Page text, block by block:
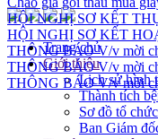
Trang chủ
Giới thiệu
Lịch sử hình
Thành tích
Sơ đồ tổ chức
Ban Giám
HỘI NGHỊ SƠ KẾT
THÔNG BÁO V/v mời
THÔNG BÁO V/v mời
THÔNG BÁO V/v mời